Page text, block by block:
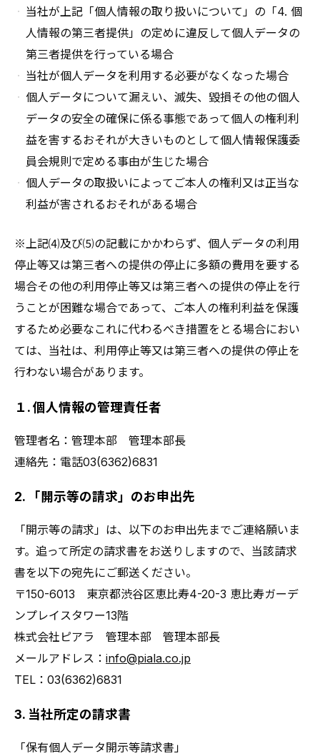
当社が上記「個人情報の取り扱いについて」の「4. 個
人情報の第三者提供」の定めに違反して個人データの
第三者提供を行っている場合
当社が個人データを利用する必要がなくなった場合
個人データについて漏えい、滅失、毀損その他の個人
データの安全の確保に係る事態であって個人の権利利
益を害するおそれが大きいものとして個人情報保護委
員会規則で定める事由が生じた場合
個人データの取扱いによってご本人の権利又は正当な
利益が害されるおそれがある場合
※上記⑷及び⑸の記載にかかわらず、個人データの利用
停止等又は第三者への提供の停止に多額の費用を要する
場合その他の利用停止等又は第三者への提供の停止を行
うことが困難な場合であって、ご本人の権利利益を保護
するため必要なこれに代わるべき措置をとる場合におい
ては、当社は、利用停止等又は第三者への提供の停止を
行わない場合があります。
１. 個人情報の管理責任者
管理者名：管理本部 管理本部長
連絡先：電話03(6362)6831
2. 「開示等の請求」のお申出先
「開示等の請求」は、以下のお申出先までご連絡願いま
す。追って所定の請求書をお送りしますので、当該請求
書を以下の宛先にご郵送ください。
〒150-6013 東京都渋谷区恵比寿4-20-3 恵比寿ガーデ
ンプレイスタワー13階
株式会社ピアラ 管理本部 管理本部長
メールアドレス： info@piala.co.jp
TEL：03(6362)6831
3. 当社所定の請求書
「保有個人データ開示等請求書」